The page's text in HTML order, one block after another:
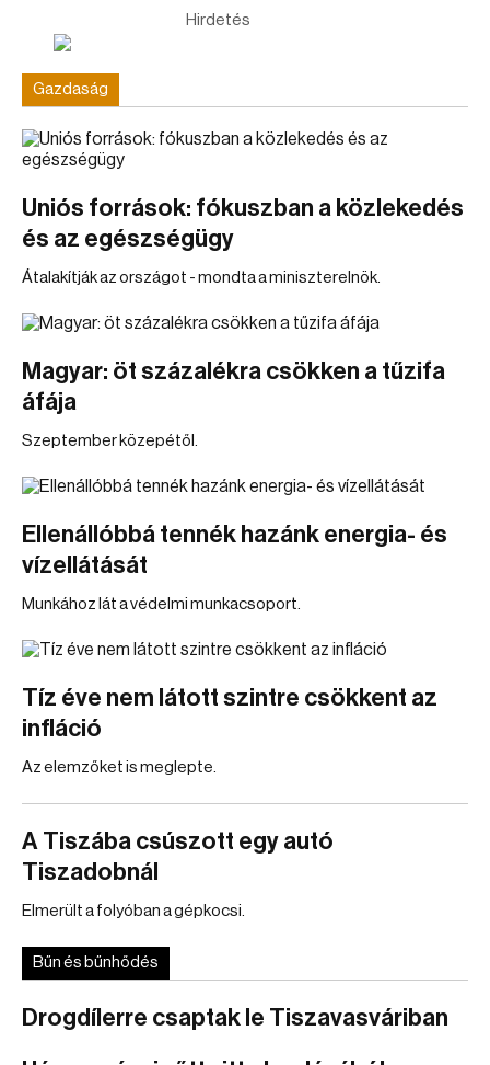
Hirdetés
Gazdaság
Uniós források: fókuszban a közlekedés
és az egészségügy
Átalakítják az országot - mondta a miniszterelnök.
Magyar: öt százalékra csökken a tűzifa
áfája
Szeptember közepétől.
Ellenállóbbá tennék hazánk energia- és
vízellátását
Munkához lát a védelmi munkacsoport.
Tíz éve nem látott szintre csökkent az
infláció
Az elemzőket is meglepte.
A Tiszába csúszott egy autó
Tiszadobnál
Elmerült a folyóban a gépkocsi.
Bűn és bűnhődés
Drogdílerre csaptak le Tiszavasváriban